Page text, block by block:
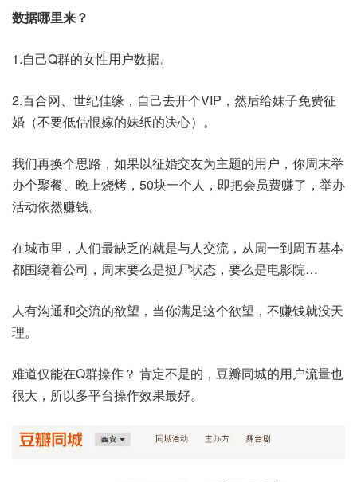
数据哪里来？
1.自己Q群的女性用户数据。
2.百合网、世纪佳缘，自己去开个VIP，然后给妹子免费征
婚（不要低估恨嫁的妹纸的决心）。
我们再换个思路，如果以征婚交友为主题的用户，你周末举
办个聚餐、晚上烧烤，50块一个人，即把会员费赚了，举办
活动依然赚钱。
在城市里，人们最缺乏的就是与人交流，从周一到周五基本
都围绕着公司，周末要么是挺尸状态，要么是电影院…
人有沟通和交流的欲望，当你满足这个欲望，不赚钱就没天
理。
难道仅能在Q群操作？ 肯定不是的，豆瓣同城的用户流量也
很大，所以多平台操作效果最好。